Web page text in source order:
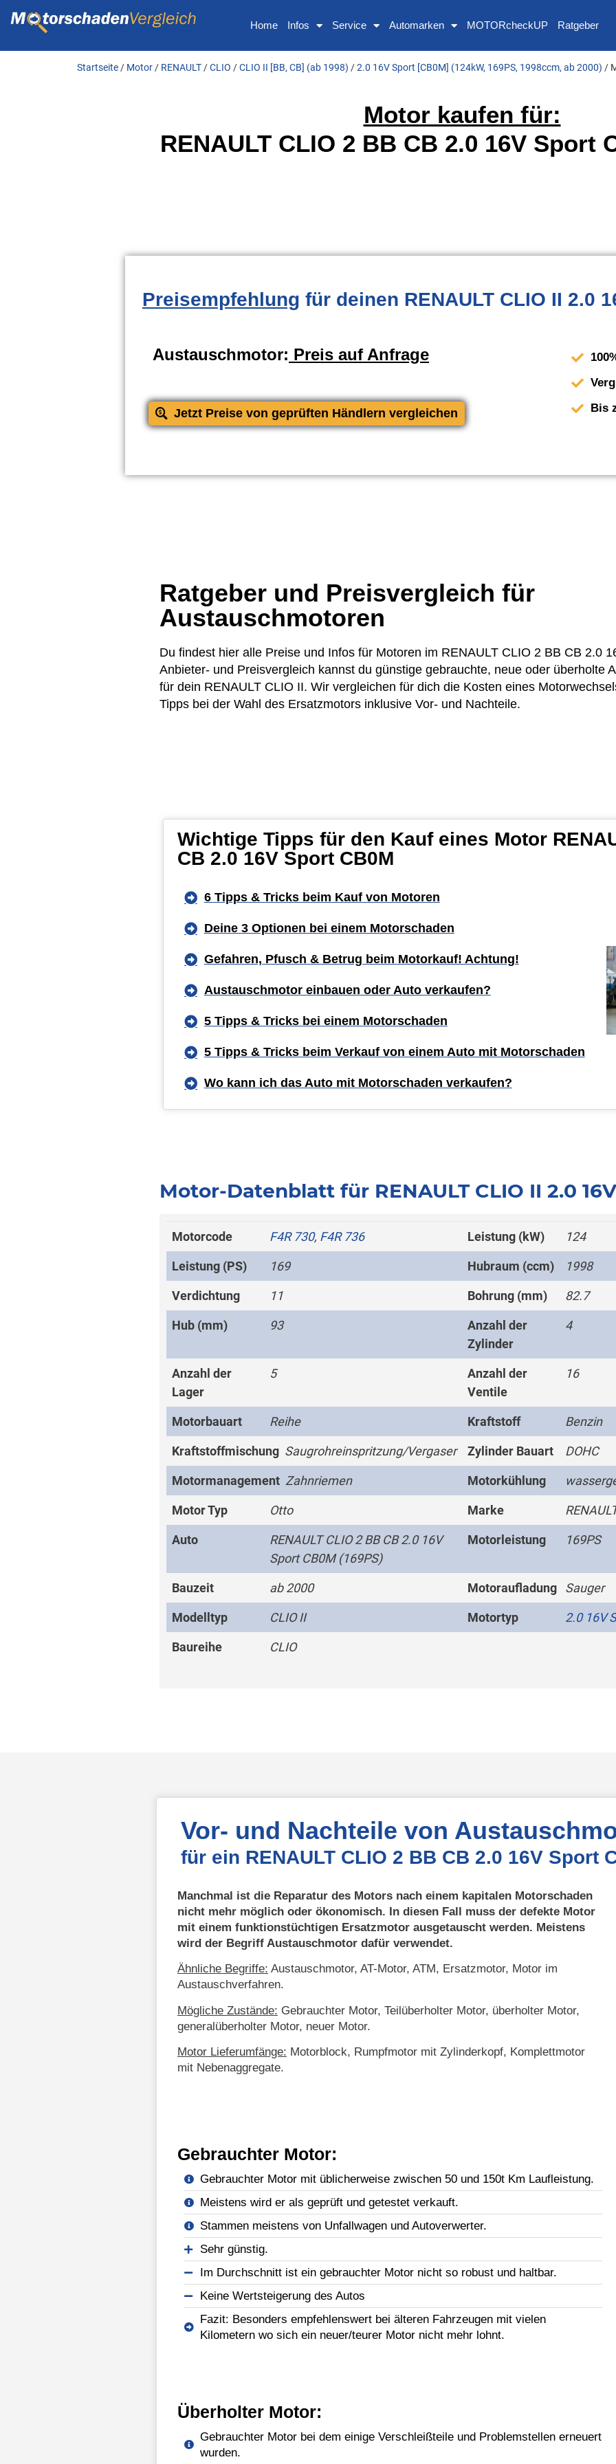
Home Infos Service Automarken MOTORcheckUP Ratgeber
Startseite / Motor / RENAULT /CLIO /CLIO II [BB, CB] (ab 1998) /2.0 16V Sport [CB0M] (124kW, 169PS, 1998ccm, ab 2000) /
Motor kaufen für:
RENAULT CLIO 2 BB CB 2.0 16V Sport
Preisempfehlung für deinen RENAULT CLIO II 2.0
Austauschmotor: Preis auf Anfrage
Jetzt Preise von geprüften Händlern vergleichen
Bis
Ratgeber und Preisvergleich für
Austauschmotoren
Du findest hier alle Preise und Infos für Motoren im RENAULT CLIO 2 BB CB 2.0
Anbieter- und Preisvergleich kannst du günstige gebrauchte, neue oder überholte
für dein RENAULT CLIO II. Wir vergleichen für dich die Kosten eines
Tipps bei der Wahl des Ersatzmotors inklusive Vor- und Nachteile.
Wichtige Tipps für den Kauf eines Motor
CB 2.0 16V Sport CB0M
6 Tipps & Tricks beim Kauf von Motoren
Deine 3 Optionen bei einem Motorschaden
Gefahren, Pfusch & Betrug beim Motorkauf! Achtung!
Austauschmotor einbauen oder Auto verkaufen?
5 Tipps & Tricks bei einem Motorschaden
5 Tipps & Tricks beim Verkauf von einem Auto mit Motorschaden
Wo kann ich das Auto mit Motorschaden verkaufen?
Motor-Datenblatt für RENAULT CLIO II 2.0
Motorcode F4R 730, F4R 736 Leistung (kW) 124
Leistung (PS) 169 Hubraum (ccm) 1998
Verdichtung 11 Bohrung (mm) 82.7
Hub (mm) 93
Anzahl der
Zylinder
4
Anzahl der
Lager
5
Anzahl der
Ventile
16
Motorbauart Reihe Kraftstoff Benzin
Kraftstoffmischung Saugrohreinspritzung/Vergaser Zylinder Bauart DOHC
Motormanagement Zahnriemen Motorkühlung
Motor Typ Otto Marke
Auto
RENAULT CLIO 2 BB CB 2.0 16V
Sport CB0M (169PS)
Motorleistung 169PS
Bauzeit ab 2000 Motoraufladung Sauger
Modelltyp CLIO II Motortyp 2.0 16V
Baureihe CLIO
Vor- und Nachteile von
für ein RENAULT CLIO 2 BB CB 2.0 16V Sport
Manchmal ist die Reparatur des Motors nach einem kapitalen Motorschaden
nicht mehr möglich oder ökonomisch. In diesen Fall muss der defekte Motor
mit einem funktionstüchtigen Ersatzmotor ausgetauscht werden. Meistens
wird der Begriff Austauschmotor dafür verwendet.
Ähnliche Begriffe: Austauschmotor, AT-Motor, ATM, Ersatzmotor, Motor im
Austauschverfahren.
Mögliche Zustände: Gebrauchter Motor, Teilüberholter Motor, überholter Motor,
generalüberholter Motor, neuer Motor.
Motor Lieferumfänge: Motorblock, Rumpfmotor mit Zylinderkopf, Komplettmotor
mit Nebenaggregate.
Gebrauchter Motor:
Gebrauchter Motor mit üblicherweise zwischen 50 und 150t Km Laufleistung.
Meistens wird er als geprüft und getestet verkauft.
Stammen meistens von Unfallwagen und Autoverwerter.
Sehr günstig.
Im Durchschnitt ist ein gebrauchter Motor nicht so robust und haltbar.
Keine Wertsteigerung des Autos
Fazit: Besonders empfehlenswert bei älteren Fahrzeugen mit vielen
Kilometern wo sich ein neuer/teurer Motor nicht mehr lohnt.
Überholter Motor:
Gebrauchter Motor bei dem einige Verschleißteile und Problemstellen erneuert
wurden.